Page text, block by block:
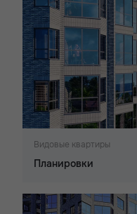
Видовые квартиры
Планировки